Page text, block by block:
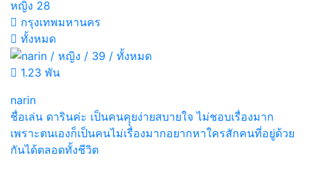
หญิง 28
กรุงเทพมหานคร
ทั้งหมด
1.23 พัน
narin
ชื่อเล่น ดารินค่ะ เป็นคนคุุยง่ายสบายใจ ไม่ชอบเรื่องมาก
เพราะตนเองก็เป็นคนไม่เรื่องมากอยากหาใครสักคนที่อยู่ด้วย
กันได้ตลอดทั้งชีวิต